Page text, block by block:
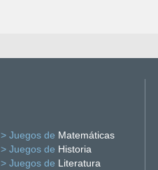
> Juegos de Matemáticas
> Juegos de Historia
> Juegos de Literatura